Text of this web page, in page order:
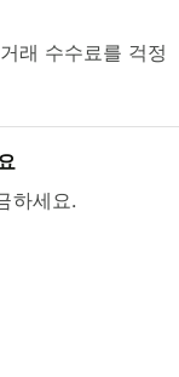
래 수수료를 걱정
하세요.